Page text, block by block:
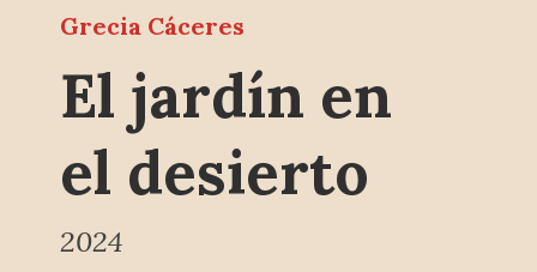
Grecia Cáceres
El jardín en
el desierto
2024